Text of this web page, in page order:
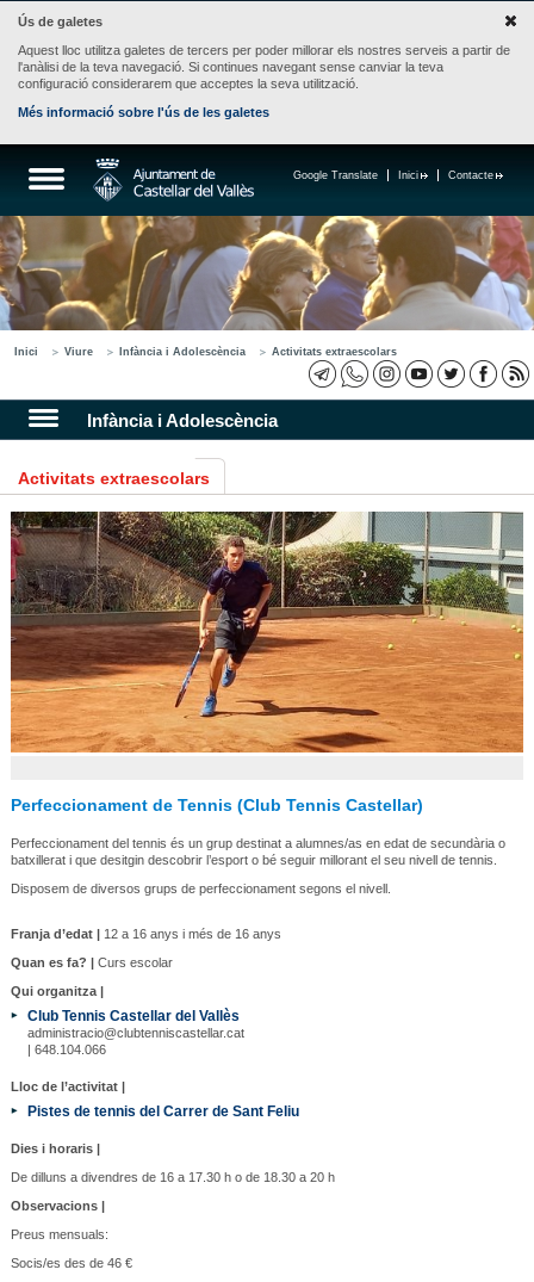
Ús de galetes
Aquest lloc utilitza galetes de tercers per poder millorar els nostres serveis a partir de
l'anàlisi de la teva navegació. Si continues navegant sense canviar la teva
configuració considerarem que acceptes la seva utilització.
Més informació sobre l'ús de les galetes
Contacte
Inici
Google Translate
Inici Viure Infància i Adolescència Activitats extraescolars
Infància i Adolescència
Activitats extraescolars
Perfeccionament de Tennis (Club Tennis Castellar)
Perfeccionament del tennis és un grup destinat a alumnes/as en edat de secundària o
batxillerat i que desitgin descobrir l’esport o bé seguir millorant el seu nivell de tennis.
Disposem de diversos grups de perfeccionament segons el nivell.
Franja d’edat |12 a 16 anys i més de 16 anys
Quan es fa? |Curs escolar
Qui organitza |
Club Tennis Castellar del Vallès
administracio@clubtenniscastellar.cat
| 648.104.066
Lloc de l’activitat |
Pistes de tennis del Carrer de Sant Feliu
Dies i horaris |
De dilluns a divendres de 16 a 17.30 h o de 18.30 a 20 h
Observacions |
Preus mensuals:
Socis/es des de 46 €